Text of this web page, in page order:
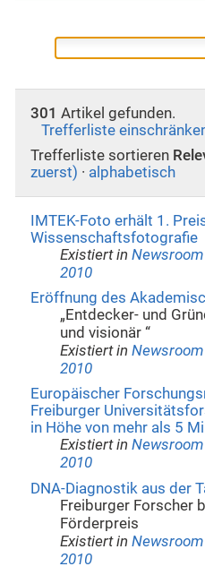
301 Artikel gefunden.
Trefferliste
Trefferliste sortieren
zuerst) · alphabetisch
IMTEK-Foto erhält 1.
Wissenschaftsfotografie
Existiert in Newsroom
2010
Eröffnung des
„Entdecker- und
und visionär “
Existiert in Newsroom
2010
Europäischer
Freiburger
in Höhe von mehr als 5
Existiert in Newsroom
2010
DNA-Diagnostik aus der
Freiburger Forscher
Förderpreis
Existiert in Newsroom
2010